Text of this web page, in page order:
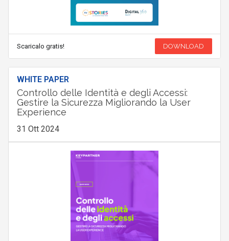
Scaricalo gratis! DOWNLOAD
WHITE PAPER
Controllo delle Identità e degli Accessi:
Gestire la Sicurezza Migliorando la User
Experience
31 Ott 2024